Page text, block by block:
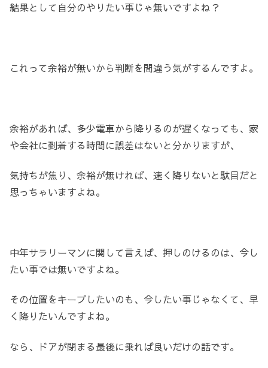
結果として自分のやりたい事じゃ無いですよね？
これって余裕が無いから判断を間違う気がするんですよ。
余裕があれば、多少電車から降りるのが遅くなっても、家
や会社に到着する時間に誤差はないと分かりますが、
気持ちが焦り、余裕が無ければ、速く降りないと駄目だと
思っちゃいますよね。
中年サラリーマンに関して言えば、押しのけるのは、今し
たい事では無いですよね。
その位置をキープしたいのも、今したい事じゃなくて、早
く降りたいんですよね。
なら、ドアが閉まる最後に乗れば良いだけの話です。